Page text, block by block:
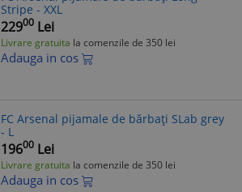
Stripe - XXL
22900 Lei
Livrare gratuita la comenzile de 350 lei
Adauga in cos
FC Arsenal pijamale de bărbați SLab grey
- L
19600 Lei
Livrare gratuita la comenzile de 350 lei
Adauga in cos